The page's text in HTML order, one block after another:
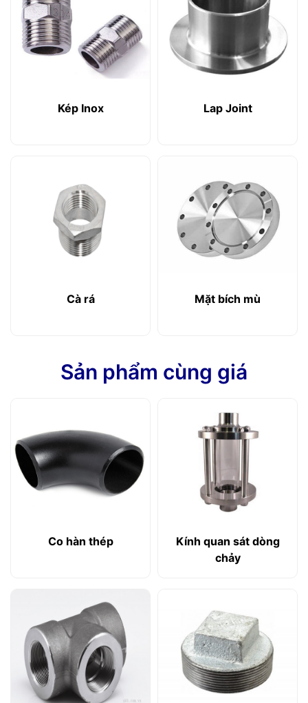
Kép Inox Lap Joint
Cà rá Mặt bích mù
Sản phẩm cùng giá
Co hàn thép
Kính quan sát dòng
chảy